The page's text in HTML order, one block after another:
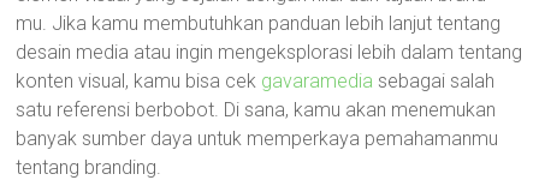
mu. Jika kamu membutuhkan panduan lebih lanjut tentang
desain media atau ingin mengeksplorasi lebih dalam tentang
konten visual, kamu bisa cek gavaramedia sebagai salah
satu referensi berbobot. Di sana, kamu akan menemukan
banyak sumber daya untuk memperkaya pemahamanmu
tentang branding.